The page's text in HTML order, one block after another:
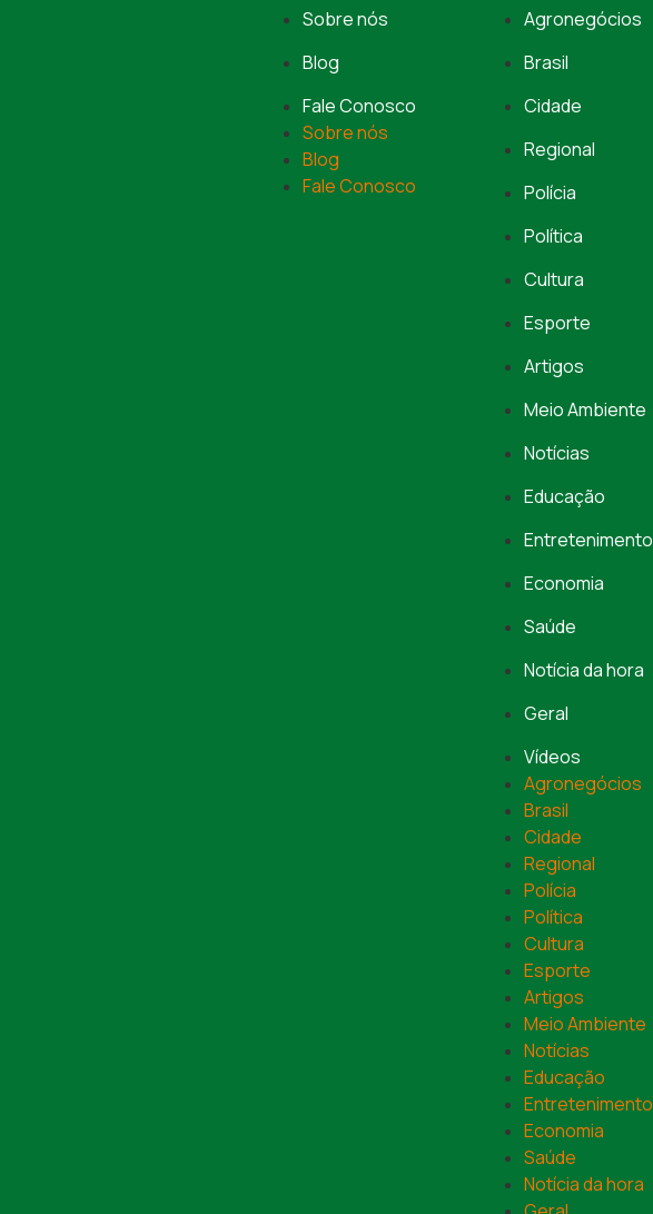
Sobre nós
Blog
Fale Conosco
Sobre nós
Blog
Fale Conosco
Agronegócios
Brasil
Cidade
Regional
Polícia
Política
Cultura
Esporte
Artigos
Meio Ambiente
Notícias
Educação
Entretenimento
Economia
Saúde
Notícia da hora
Geral
Vídeos
Agronegócios
Brasil
Cidade
Regional
Polícia
Política
Cultura
Esporte
Artigos
Meio Ambiente
Notícias
Educação
Entretenimento
Economia
Saúde
Notícia da hora